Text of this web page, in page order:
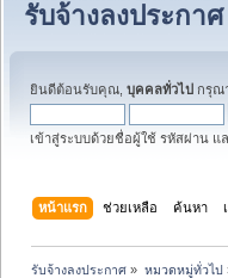
รับจ้างลงประกาศ
ยินดีต้อนรับคุณ, บุคคลทั่วไป กรุณ
เข้าสู่ระบบด้วยชื่อผู้ใช้ รหัสผ่าน แ
หน้าแรก ช่วยเหลือ ค้นหา
รับจ้างลงประกาศ » หมวดหมู่ทั่วไป